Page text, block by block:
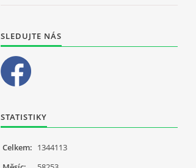
SLEDUJTE NÁS
STATISTIKY
Celkem: 1344113